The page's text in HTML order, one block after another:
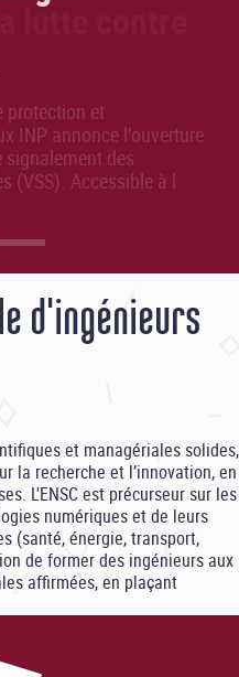
d'ingénieurs
et managériales solides,
la recherche et l’innovation, en
L'ENSC est précurseur sur les
numériques et de leurs
(santé, énergie, transport,
de former des ingénieurs aux
affirmées, en plaçant